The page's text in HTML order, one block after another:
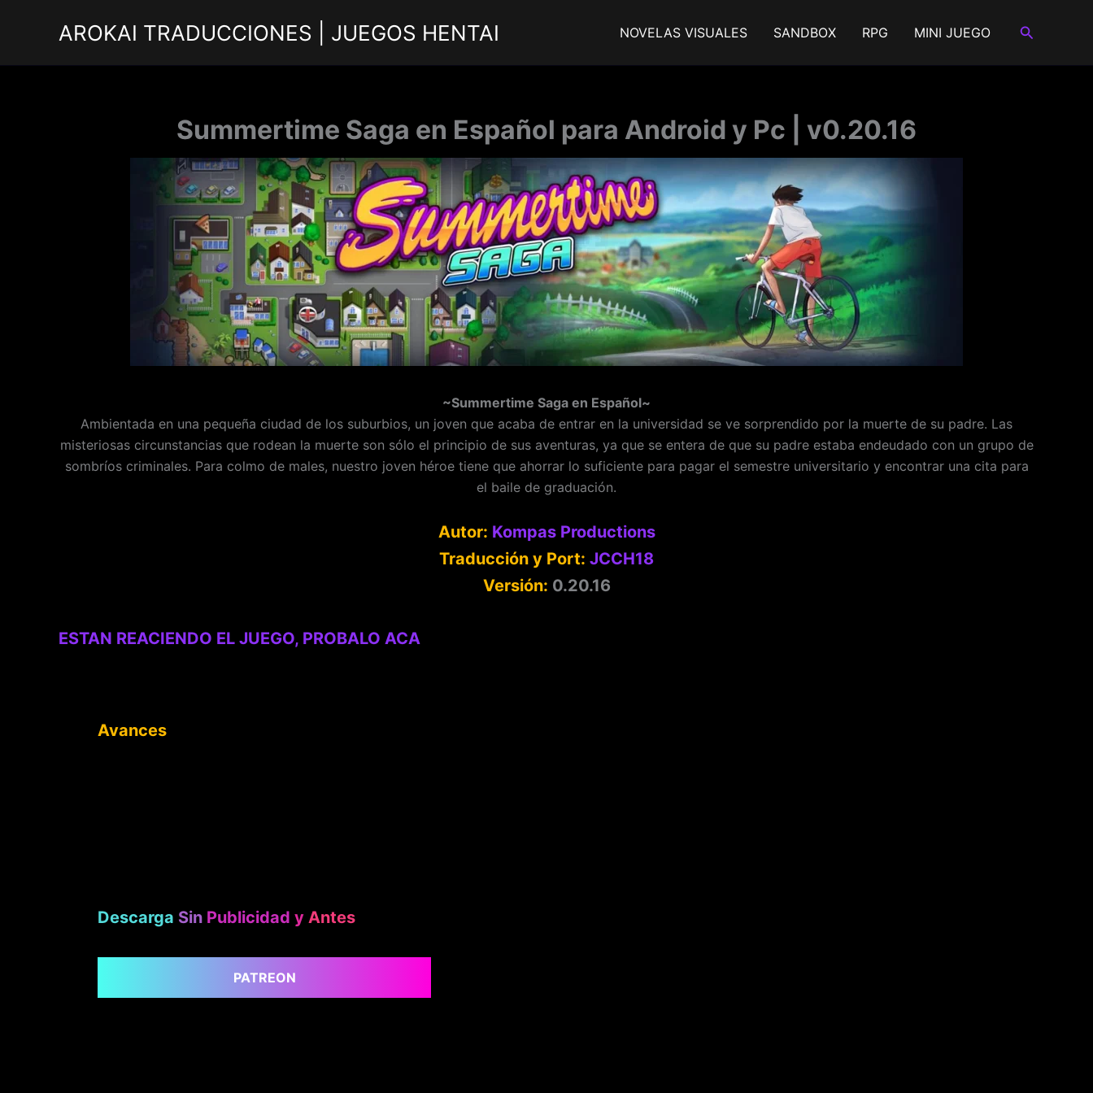
AROKAI TRADUCCIONES | JUEGOS HENTAI NOVELAS VISUALES SANDBOX RPG MINI JUEGO Buscar
Summertime Saga en Español para Android y Pc | v0.20.16
~Summertime Saga en Español~
Ambientada en una pequeña ciudad de los suburbios, un joven que acaba de entrar en la universidad se ve sorprendido por la muerte de su padre. Las
misteriosas circunstancias que rodean la muerte son sólo el principio de sus aventuras, ya que se entera de que su padre estaba endeudado con un grupo de
sombríos criminales. Para colmo de males, nuestro joven héroe tiene que ahorrar lo suficiente para pagar el semestre universitario y encontrar una cita para
el baile de graduación.
Autor: Kompas Productions
Traducción y Port: JCCH18
Versión: 0.20.16
ESTAN REACIENDO EL JUEGO, PROBALO ACA
Avances
Descarga Sin Publicidad y Antes
PATREON